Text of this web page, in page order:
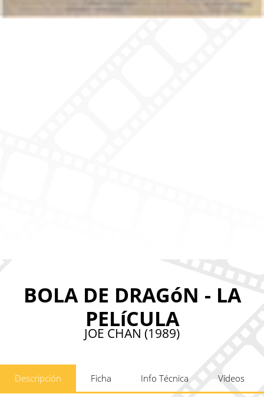
BOLA DE DRAGóN - LA
PELíCULA
JOE CHAN (1989)
Descripción Ficha Info Técnica Vídeos